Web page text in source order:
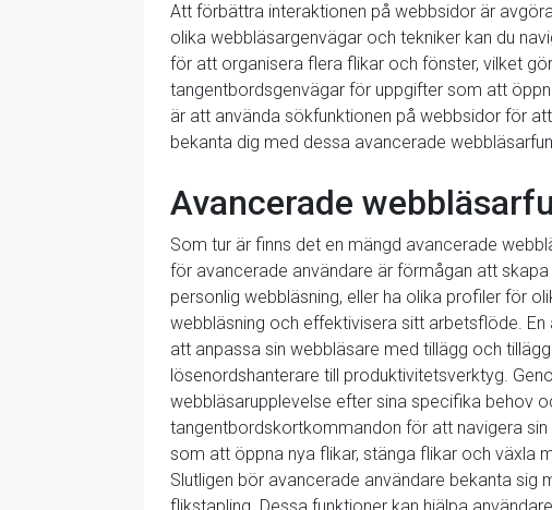
Att förbättra interaktionen på webbsidor är
olika webbläsargenvägar och tekniker kan du
för att organisera flera flikar och fönster, vilket
tangentbordsgenvägar för uppgifter som att
är att använda sökfunktionen på webbsidor för
bekanta dig med dessa avancerade
Avancerade
Som tur är finns det en mängd avancerade
för avancerade användare är förmågan att
personlig webbläsning, eller ha olika profiler för
webbläsning och effektivisera sitt arbetsflöde.
att anpassa sin webbläsare med tillägg och
lösenordshanterare till produktivitetsverktyg.
webbläsarupplevelse efter sina specifika behov
tangentbordskortkommandon för att navigera
som att öppna nya flikar, stänga flikar och växla
Slutligen bör avancerade användare bekanta sig